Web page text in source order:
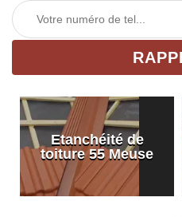
Etanchéité de
toiture 55 Meuse